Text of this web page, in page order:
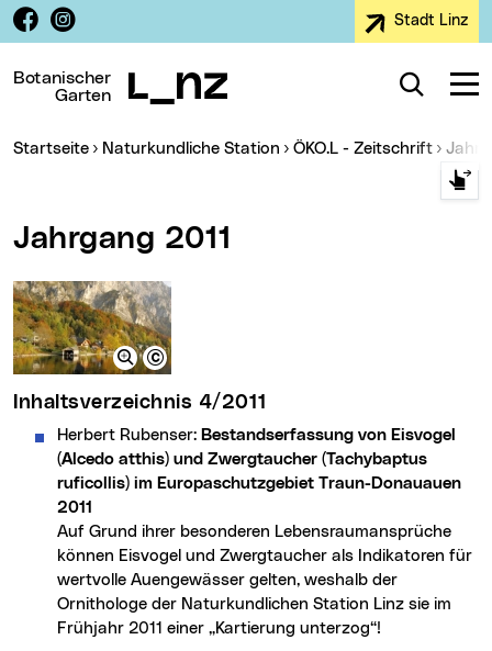
Zur Navigation
Zum Inhalt
Zur Suche
Facebook
Instagram Stadt Linz
Botanischer
Garten
Suche
Sie sind hier:
Startseite Naturkundliche Station ÖKO.L - Zeitschrift
Jahrgang 2011
Inhaltsverzeichnis 4/2011
Herbert Rubenser: Bestandserfassung von Eisvogel
(Alcedo atthis) und Zwergtaucher (Tachybaptus
ruficollis) im Europaschutzgebiet Traun-Donauauen
2011
Auf Grund ihrer besonderen Lebensraumansprüche
können Eisvogel und Zwergtaucher als Indikatoren für
wertvolle Auengewässer gelten, weshalb der
Ornithologe der Naturkundlichen Station Linz sie im
Frühjahr 2011 einer „Kartierung unterzog“!